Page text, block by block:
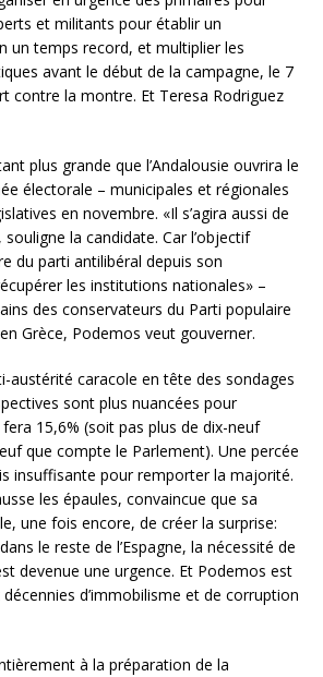
et militants pour établir un
un temps record, et multiplier les
avant le début de la campagne, le 7
contre la montre. Et Teresa Rodriguez
plus grande que l’Andalousie ouvrira le
électorale – municipales et régionales
en novembre. «Il s’agira aussi de
la candidate. Car l’objectif
du parti antilibéral depuis son
les institutions nationales» –
des conservateurs du Parti populaire
Grèce, Podemos veut gouverner.
austérité caracole en tête des sondages
sont plus nuancées pour
fera 15,6% (soit pas plus de dix-neuf
que compte le Parlement). Une percée
insuffisante pour remporter la majorité.
les épaules, convaincue que sa
une fois encore, de créer la surprise:
le reste de l’Espagne, la nécessité de
devenue une urgence. Et Podemos est
d’immobilisme et de corruption
à la préparation de la